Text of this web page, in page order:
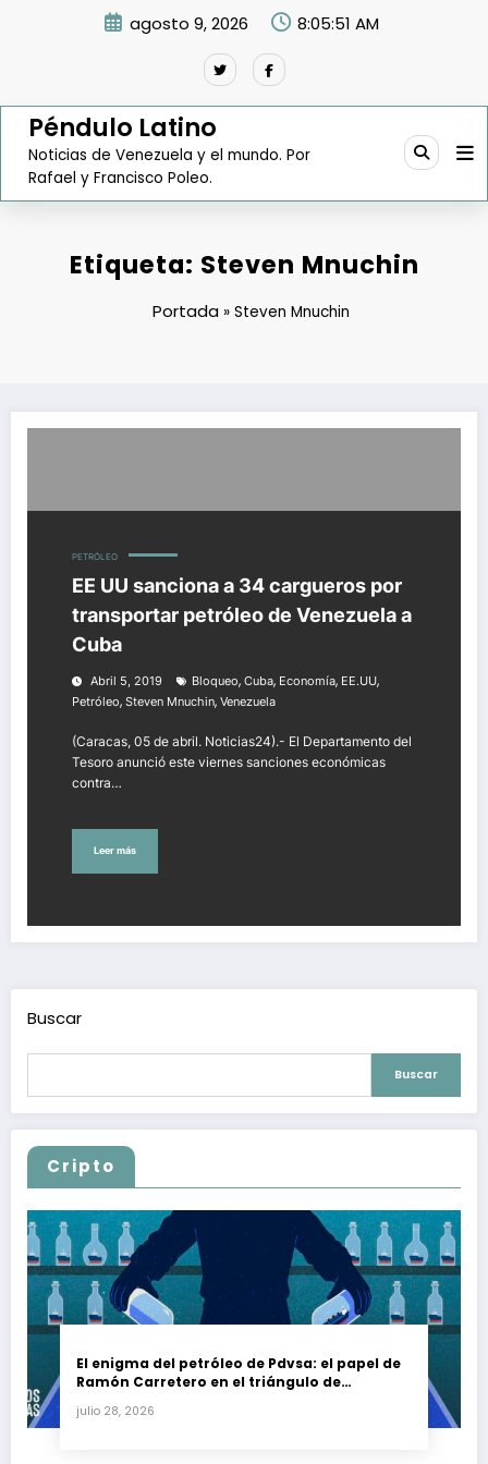
agosto 9, 2026 8:05:52 AM
Péndulo Latino
Noticias de Venezuela y el mundo. Por
Rafael y Francisco Poleo.
Etiqueta: Steven Mnuchin
Portada »Steven Mnuchin
PETRÓLEO
EE UU sanciona a 34 cargueros por
transportar petróleo de Venezuela a
Cuba
Abril 5, 2019 Bloqueo, Cuba, Economía, EE.UU,
Petróleo, Steven Mnuchin, Venezuela
(Caracas, 05 de abril. Noticias24).- El Departamento del
Tesoro anunció este viernes sanciones económicas
contra…
Leer más
Buscar
Buscar
Cripto
El enigma del petróleo de Pdvsa: el papel de
Ramón Carretero en el triángulo de
julio 28, 2026